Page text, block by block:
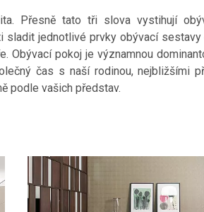
Přesně tato tři slova vystihují
sladit jednotlivé prvky obývací
Obývací pokoj je významnou
čas s naší rodinou, nejbližšími
podle vašich představ.